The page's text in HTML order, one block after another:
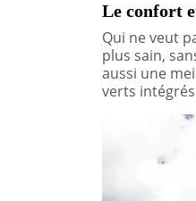
Le confort
Qui ne veut
plus sain,
aussi une
verts